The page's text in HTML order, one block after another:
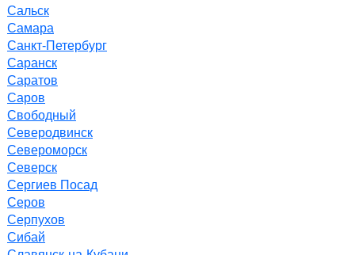
Сальск
Самара
Санкт-Петербург
Саранск
Саратов
Саров
Свободный
Северодвинск
Североморск
Северск
Сергиев Посад
Серов
Серпухов
Сибай